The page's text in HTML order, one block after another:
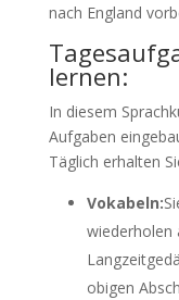
nach England
lernen:
In diesem
Aufgaben
Täglich erhalten
Vokabeln:
wiederholen
obigen